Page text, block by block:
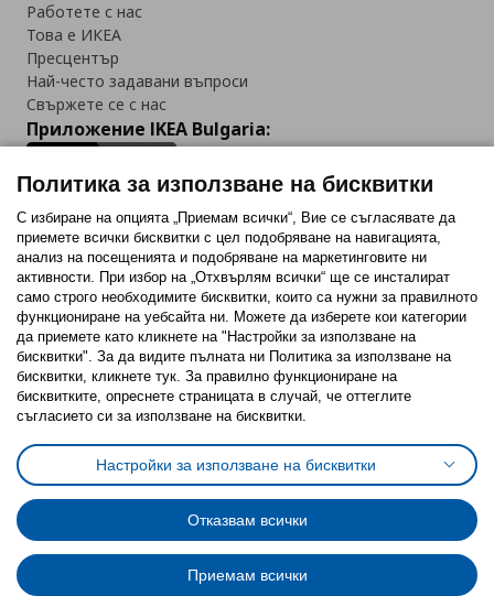
Работете с нас
Това е ИКЕА
Пресцентър
Най-често задавани въпроси
Свържете се с нас
Приложение IKEA Bulgaria:
Последвайте ни:
FacebookTwitterYoutubePinterestInstagram
Политика за използване на бисквитки (Cookies)
Избор на настройки за използване на бисквитки
Условия за ползване на ikea.bgОбща политика за личните данни
Политика за защита на личните данни на ikea.bg
Общи условия на програма IKEA Family
Политика за защита на лични данни на програма IKEA Family
Политика за използване на бисквитки
С избиране на опцията „Приемам всички“, Вие се съгласявате да
приемете всички бисквитки с цел подобряване на навигацията,
анализ на посещенията и подобряване на маркетинговите ни
активности. При избор на „Отхвърлям всички“ ще се инсталират
само строго необходимитe бисквитки, които са нужни за правилното
функциониране на уебсайта ни. Можете да изберете кои категории
да приемете като кликнете на "Настройки за използване на
бисквитки". За да видите пълната ни Политика за използване на
бисквитки, кликнете тук. За правилно функциониране на
бисквитките, опреснете страницата в случай, че оттеглите
съгласието си за използване на бисквитки.
Настройки за използване на бисквитки
Отказвам всички
Приемам всички